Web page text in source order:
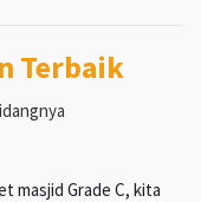
Terbaik
masjid Grade C, kita